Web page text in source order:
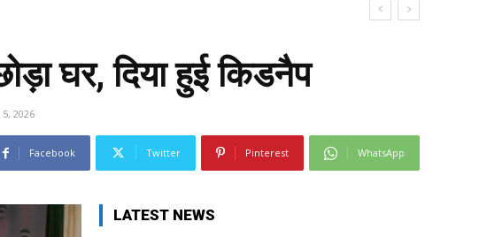
घर, दिया हुई किडनैप
2026
Facebook Twitter Pinterest WhatsApp
LATEST NEWS